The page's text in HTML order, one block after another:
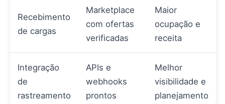
Recebimento
de cargas
Marketplace
com ofertas
verificadas
Maior
ocupação e
receita
Integração
de
rastreamento
APIs e
webhooks
prontos
Melhor
visibilidade e
planejamento